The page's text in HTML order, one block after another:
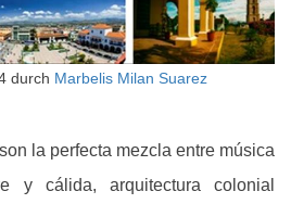
durch Marbelis Milan Suarez
la perfecta mezcla entre música
y cálida, arquitectura colonial